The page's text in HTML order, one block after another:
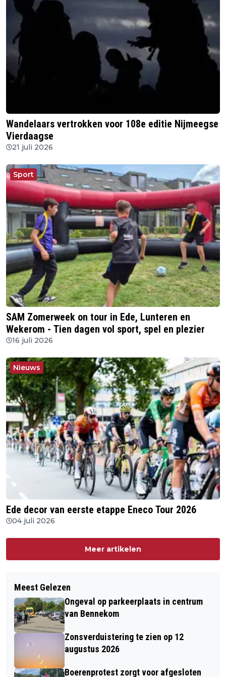
Wandelaars vertrokken voor 108e editie Nijmeegse
Vierdaagse
21 juli 2026
Sport
SAM Zomerweek on tour in Ede, Lunteren en
Wekerom - Tien dagen vol sport, spel en plezier
16 juli 2026
Nieuws
Ede decor van eerste etappe Eneco Tour 2026
04 juli 2026
Meer artikelen
Meest Gelezen
Ongeval op parkeerplaats in centrum
van Bennekom
Zonsverduistering te zien op 12
augustus 2026
Boerenprotest zorgt voor afgesloten